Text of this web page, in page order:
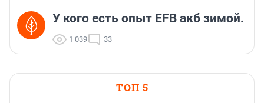
У кого есть опыт EFB акб зимой.
1 039 33
ТОП 5